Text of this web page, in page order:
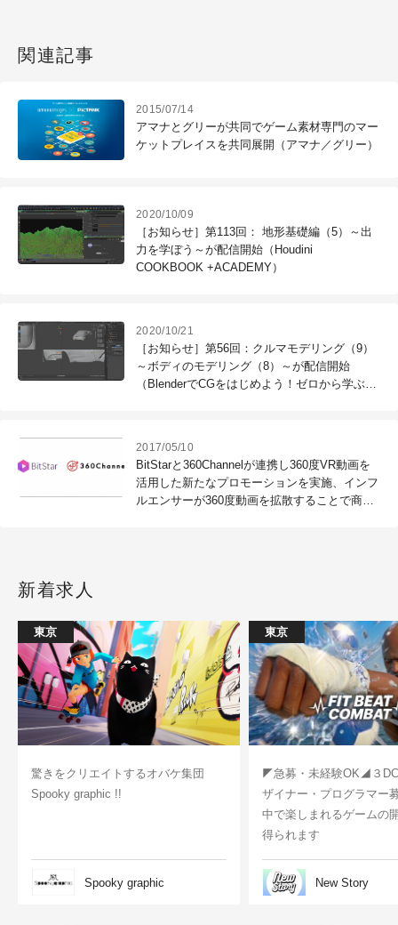
関連記事
2015/07/14
アマナとグリーが共同でゲーム素材専門のマー
ケットプレイスを共同展開（アマナ／グリー）
2020/10/09
［お知らせ］第113回： 地形基礎編（5）～出
力を学ぼう～が配信開始（Houdini
COOKBOOK +ACADEMY）
2020/10/21
［お知らせ］第56回：クルマモデリング（9）
～ボディのモデリング（8）～が配信開始
（BlenderでCGをはじめよう！ゼロから学ぶ
2017/05/10
BitStarと360Channelが連携し360度VR動画を
活用した新たなプロモーションを実施、インフ
ルエンサーが360度動画を拡散することで商
新着求人
東京
驚きをクリエイトするオバケ集団
Spooky graphic !!
Spooky graphic
東京
◤急募・未経験OK◢３
ザイナー・プログラマー
中で楽しまれるゲームの
得られます
New Story